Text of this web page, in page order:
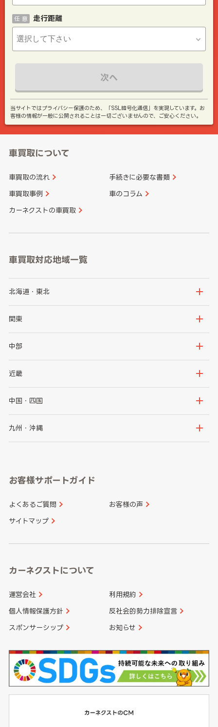
走行距離
任 意
次へ
当サイトではプライバシー保護のため、「SSL暗号化通信」を実現しています。お
客様の情報が一般に公開されることは一切ございませんので、ご安心ください。
車買取について
車買取の流れ 手続きに必要な書類
車買取事例 車のコラム
カーネクストの車買取
車買取対応地域一覧
北海道・東北
北海道
岩手県
秋田県
関東
茨城県
群馬県
千葉県
中部
新潟県
石川県
山梨県
愛知県
近畿
大阪府
京都府
和歌山県
中国・四国
鳥取県
山口県
香川県 愛媛県
九州・沖縄
長崎県
大分県 宮崎県
お客様サポートガイド
よくあるご質問 お客様の声
サイトマップ
カーネクストについて
運営会社 利用規約
個人情報保護方針 反社会的勢力排除宣言
スポンサーシップ お知らせ